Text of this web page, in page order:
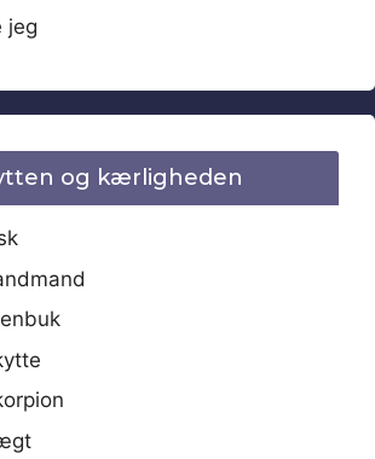
jeg
og kærligheden